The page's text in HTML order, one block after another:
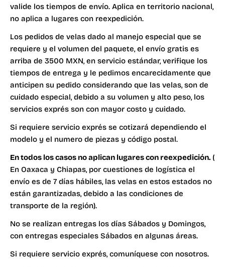
valide los tiempos de envío. Aplica en territorio nacional,
no aplica a lugares con reexpedición.
Los pedidos de velas dado al manejo especial que se
requiere y el volumen del paquete, el envío gratis es
arriba de 3500 MXN, en servicio estándar, verifique los
tiempos de entrega y le pedimos encarecidamente que
anticipen su pedido considerando que las velas, son de
cuidado especial, debido a su volumen y alto peso, los
servicios exprés son con mayor costo y cuidado.
Si requiere servicio exprés se cotizará dependiendo el
modelo y el numero de piezas y código postal.
En todos los casos no aplican lugares con reexpedición. (
En Oaxaca y Chiapas, por cuestiones de logística el
envío es de 7 días hábiles, las velas en estos estados no
están garantizadas, debido a las condiciones de
transporte de la región).
No se realizan entregas los días Sábados y Domingos,
con entregas especiales Sábados en algunas áreas.
Si requiere servicio exprés, comuníquese con nosotros.